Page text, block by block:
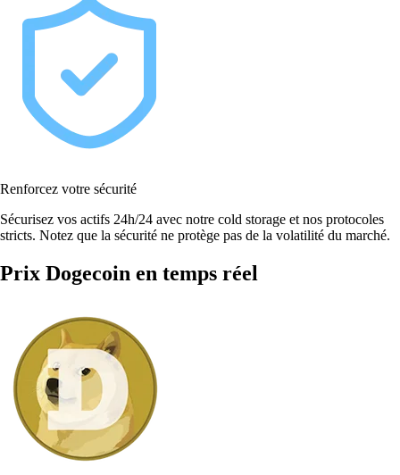
Renforcez votre sécurité
Sécurisez vos actifs 24h/24 avec notre cold storage et nos protocoles
stricts. Notez que la sécurité ne protège pas de la volatilité du marché.
Prix Dogecoin en temps réel